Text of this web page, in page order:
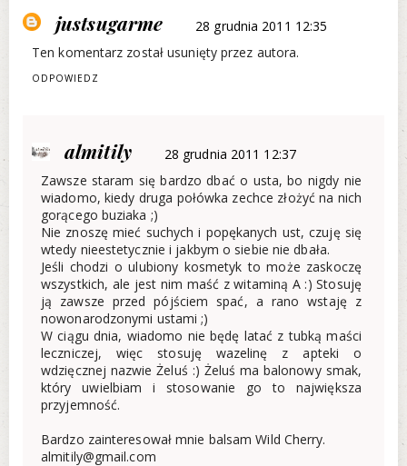
justsugarme
28 grudnia 2011 12:35
Ten komentarz został usunięty przez autora.
ODPOWIEDZ
almitily
28 grudnia 2011 12:37
Zawsze staram się bardzo dbać o usta, bo nigdy nie
wiadomo, kiedy druga połówka zechce złożyć na nich
gorącego buziaka ;)
Nie znoszę mieć suchych i popękanych ust, czuję się
wtedy nieestetycznie i jakbym o siebie nie dbała.
Jeśli chodzi o ulubiony kosmetyk to może zaskoczę
wszystkich, ale jest nim maść z witaminą A :) Stosuję
ją zawsze przed pójściem spać, a rano wstaję z
nowonarodzonymi ustami ;)
W ciągu dnia, wiadomo nie będę latać z tubką maści
leczniczej, więc stosuję wazelinę z apteki o
wdzięcznej nazwie Żeluś :) Żeluś ma balonowy smak,
który uwielbiam i stosowanie go to największa
przyjemność.
Bardzo zainteresował mnie balsam Wild Cherry.
almitily@gmail.com